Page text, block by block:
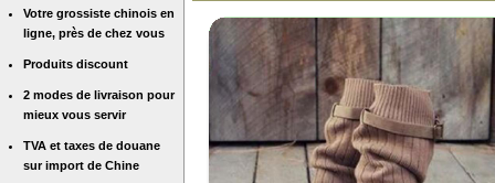
Votre grossiste chinois en
ligne, près de chez vous
Produits discount
2 modes de livraison pour
mieux vous servir
TVA et taxes de douane
sur import de Chine